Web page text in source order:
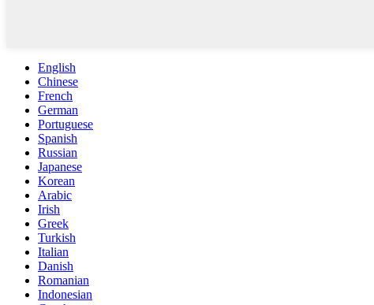
English
Chinese
French
German
Portuguese
Spanish
Russian
Japanese
Korean
Arabic
Irish
Greek
Turkish
Italian
Danish
Romanian
Indonesian